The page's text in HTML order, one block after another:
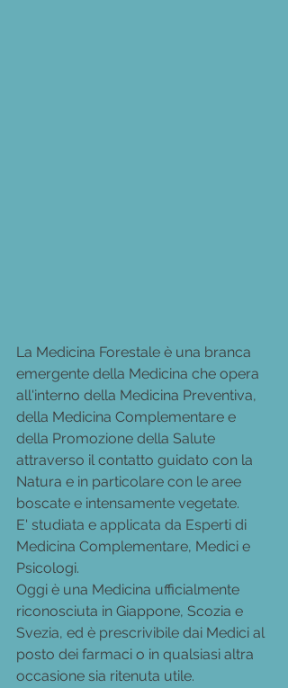
La Medicina Forestale è una branca
emergente della Medicina che opera
all'interno della Medicina Preventiva,
della Medicina Complementare e
della Promozione della Salute
attraverso il contatto guidato con la
Natura e in particolare con le aree
boscate e intensamente vegetate.
E' studiata e applicata da Esperti di
Medicina Complementare, Medici e
Psicologi.
Oggi è una Medicina ufficialmente
riconosciuta in Giappone, Scozia e
Svezia, ed è prescrivibile dai Medici al
posto dei farmaci o in qualsiasi altra
occasione sia ritenuta utile.